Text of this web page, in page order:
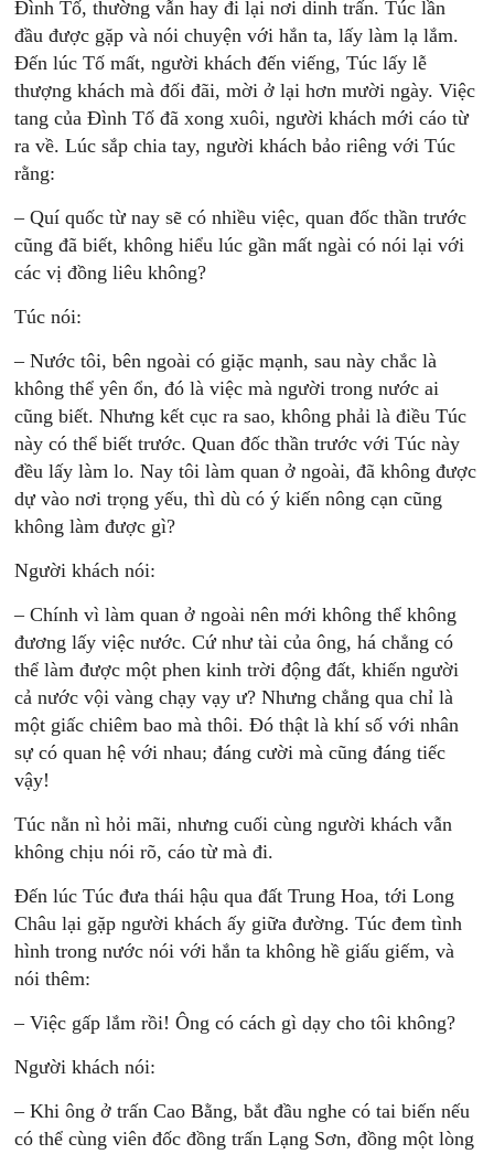
Đình Tố, thường vẫn hay đi lại nơi dinh trấn. Túc lần
đầu được gặp và nói chuyện với hắn ta, lấy làm lạ lắm.
Đến lúc Tố mất, người khách đến viếng, Túc lấy lễ
thượng khách mà đối đãi, mời ở lại hơn mười ngày. Việc
tang của Đình Tố đã xong xuôi, người khách mới cáo từ
ra về. Lúc sắp chia tay, người khách bảo riêng với Túc
rằng:
– Quí quốc từ nay sẽ có nhiều việc, quan đốc thần trước
cũng đã biết, không hiểu lúc gần mất ngài có nói lại với
các vị đồng liêu không?
Túc nói:
– Nước tôi, bên ngoài có giặc mạnh, sau này chắc là
không thể yên ổn, đó là việc mà người trong nước ai
cũng biết. Nhưng kết cục ra sao, không phải là điều Túc
này có thể biết trước. Quan đốc thần trước với Túc này
đều lấy làm lo. Nay tôi làm quan ở ngoài, đã không được
dự vào nơi trọng yếu, thì dù có ý kiến nông cạn cũng
không làm được gì?
Người khách nói:
– Chính vì làm quan ở ngoài nên mới không thể không
đương lấy việc nước. Cứ như tài của ông, há chẳng có
thể làm được một phen kinh trời động đất, khiến người
cả nước vội vàng chạy vạy ư? Nhưng chẳng qua chỉ là
một giấc chiêm bao mà thôi. Đó thật là khí số với nhân
sự có quan hệ với nhau; đáng cười mà cũng đáng tiếc
vậy!
Túc nằn nì hỏi mãi, nhưng cuối cùng người khách vẫn
không chịu nói rõ, cáo từ mà đi.
Đến lúc Túc đưa thái hậu qua đất Trung Hoa, tới Long
Châu lại gặp người khách ấy giữa đường. Túc đem tình
hình trong nước nói với hắn ta không hề giấu giếm, và
nói thêm:
– Việc gấp lắm rồi! Ông có cách gì dạy cho tôi không?
Người khách nói:
– Khi ông ở trấn Cao Bằng, bắt đầu nghe có tai biến nếu
có thể cùng viên đốc đồng trấn Lạng Sơn, đồng một lòng